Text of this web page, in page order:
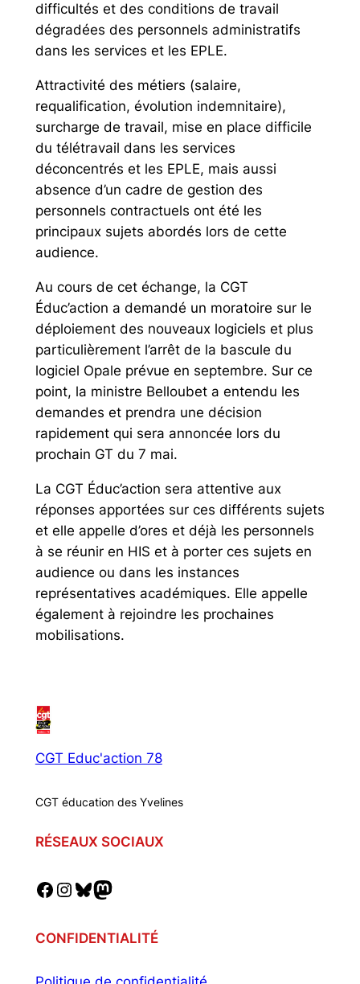
difficultés et des conditions de travail
dégradées des personnels administratifs
dans les services et les EPLE.
Attractivité des métiers (salaire,
requalification, évolution indemnitaire),
surcharge de travail, mise en place difficile
du télétravail dans les services
déconcentrés et les EPLE, mais aussi
absence d’un cadre de gestion des
personnels contractuels ont été les
principaux sujets abordés lors de cette
audience.
Au cours de cet échange, la CGT
Éduc’action a demandé un moratoire sur le
déploiement des nouveaux logiciels et plus
particulièrement l’arrêt de la bascule du
logiciel Opale prévue en septembre. Sur ce
point, la ministre Belloubet a entendu les
demandes et prendra une décision
rapidement qui sera annoncée lors du
prochain GT du 7 mai.
La CGT Éduc’action sera attentive aux
réponses apportées sur ces différents sujets
et elle appelle d’ores et déjà les personnels
à se réunir en HIS et à porter ces sujets en
audience ou dans les instances
représentatives académiques. Elle appelle
également à rejoindre les prochaines
mobilisations.
CGT Educ'action 78
CGT éducation des Yvelines
RÉSEAUX SOCIAUX
Facebook Instagram Bluesky Mastodon
CONFIDENTIALITÉ